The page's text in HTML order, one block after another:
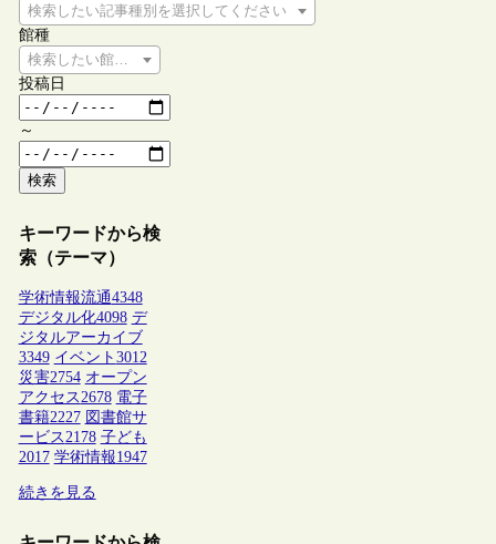
検索したい記事種別を選択してください
館種
検索したい館種を選択してください
投稿日
～
検索
キーワードから検
索（テーマ）
学術情報流通4348
デジタル化4098 デ
ジタルアーカイブ
3349 イベント 3012
災害2754 オープン
アクセス2678 電子
書籍2227 図書館サ
ービス2178 子ども
2017 学術情報1947
続きを見る